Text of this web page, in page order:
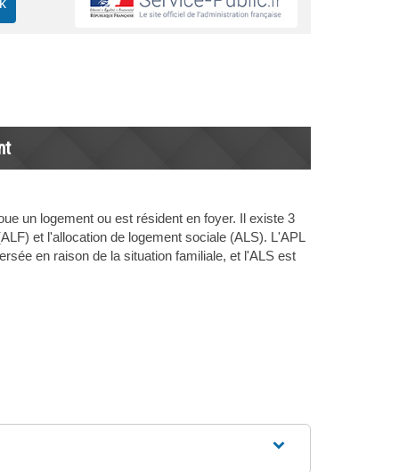
un logement ou est résident en foyer. Il existe 3
et l'allocation de logement sociale (ALS). L'APL
en raison de la situation familiale, et l'ALS est